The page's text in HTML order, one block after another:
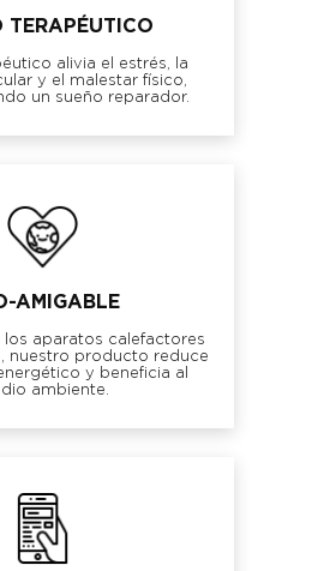
TERAPÉUTICO
alivia el estrés, la
y el malestar físico,
un sueño reparador.
AMIGABLE
los aparatos calefactores
nuestro producto reduce
y beneficia al
ambiente.